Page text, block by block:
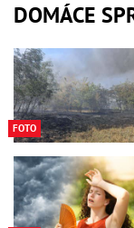
DOMÁCE
FOTO